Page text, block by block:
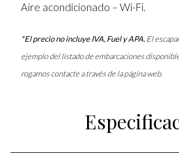
Aire acondicionado – Wi-Fi.
*El precio no incluye IVA, Fuel y APA. El
ejemplo del listado de embarcaciones
rogamos contacte a través de la página web.